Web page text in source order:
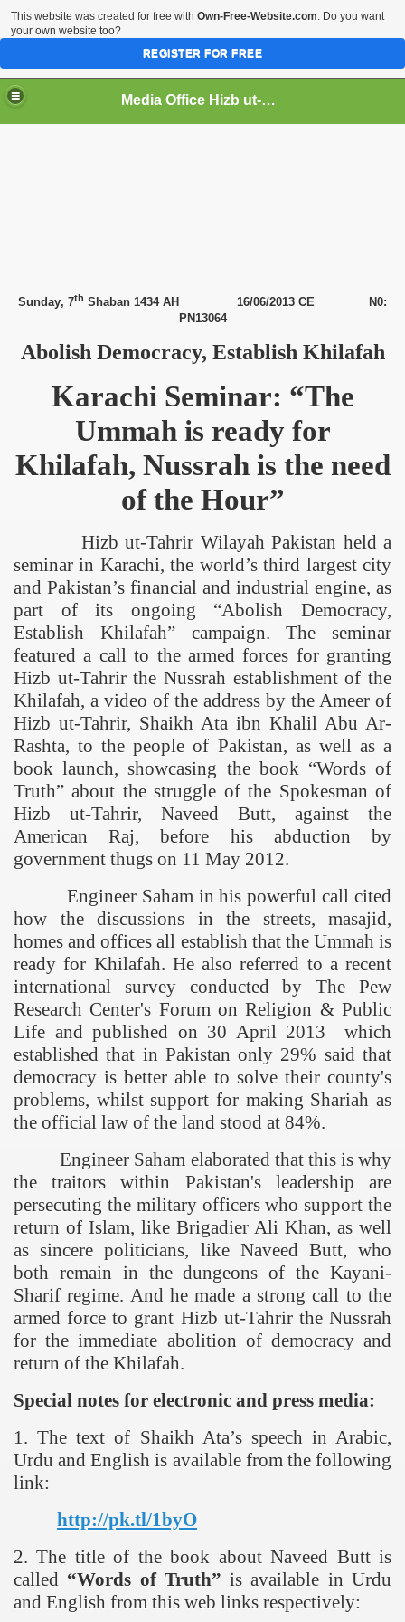
Media Office Hizb ut-Tahrir Pakistan
Sunday, 7th Shaban 1434 AH 16/06/2013 CE
N0:
PN13064
Abolish Democracy, Establish Khilafah
KarachiSeminar: “The
Ummah is ready for
Khilafah, Nussrah is the need
of the Hour”
Hizb ut-Tahrir Wilayah Pakistan held a
seminar in Karachi, the world’s third largest city
and Pakistan’s financial and industrial engine, as
part of its ongoing “Abolish Democracy,
Establish Khilafah” campaign. The seminar
featured a call to the armed forces for granting
Hizb ut-Tahrir the Nussrah establishment of the
Khilafah, a video of the address by the Ameer of
Hizb ut-Tahrir, Shaikh Ata ibn Khalil Abu Ar-
Rashta, to the people of Pakistan, as well as a
book launch, showcasing the book “Words of
Truth” about the struggle of the Spokesman of
Hizb ut-Tahrir, Naveed Butt, against the
American Raj, before his abduction by
government thugs on 11 May 2012.
Engineer Saham in his powerful call cited
how the discussions in the streets, masajid,
homes and offices all establish that the Ummah is
ready for Khilafah. He also referred to a recent
international survey conducted by The Pew
Research Center's Forum on Religion & Public
Life and published on 30 April 2013 which
established that in Pakistan only 29% said that
democracy is better able to solve their county's
problems, whilst support for making Shariah as
the official law of the land stood at 84%.
Engineer Saham elaborated that this is why
the traitors within Pakistan's leadership are
persecuting the military officers who support the
return of Islam, like Brigadier Ali Khan, as well
as sincere politicians, like Naveed Butt, who
both remain in the dungeons of the Kayani-
Sharif regime. And he made a strong call to the
armed force to grant Hizb ut-Tahrir the Nussrah
for the immediate abolition of democracy and
return of the Khilafah.
Special notes for electronic and press media:
1. The text of Shaikh Ata’s speech in Arabic,
Urdu and English is available from the following
link:
http://pk.tl/1byO
2. The title of the book about Naveed Butt is
called “Words of Truth” is available in Urdu
and English from this web links respectively:
This website was created for free with Own-Free-Website.com. Do you want
your own website too?
REGISTER FOR FREE